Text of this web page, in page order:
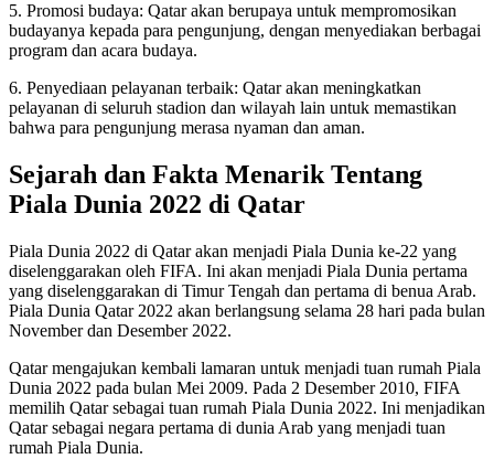
5. Promosi budaya: Qatar akan berupaya untuk mempromosikan
budayanya kepada para pengunjung, dengan menyediakan berbagai
program dan acara budaya.
6. Penyediaan pelayanan terbaik: Qatar akan meningkatkan
pelayanan di seluruh stadion dan wilayah lain untuk memastikan
bahwa para pengunjung merasa nyaman dan aman.
Sejarah dan Fakta Menarik Tentang
Piala Dunia 2022 di Qatar
Piala Dunia 2022 di Qatar akan menjadi Piala Dunia ke-22 yang
diselenggarakan oleh FIFA. Ini akan menjadi Piala Dunia pertama
yang diselenggarakan di Timur Tengah dan pertama di benua Arab.
Piala Dunia Qatar 2022 akan berlangsung selama 28 hari pada bulan
November dan Desember 2022.
Qatar mengajukan kembali lamaran untuk menjadi tuan rumah Piala
Dunia 2022 pada bulan Mei 2009. Pada 2 Desember 2010, FIFA
memilih Qatar sebagai tuan rumah Piala Dunia 2022. Ini menjadikan
Qatar sebagai negara pertama di dunia Arab yang menjadi tuan
rumah Piala Dunia.